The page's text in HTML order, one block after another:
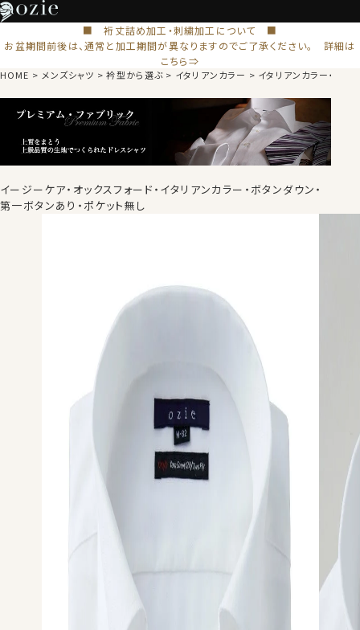
■ 裄丈詰め加工・刺繍加工について ■
お盆期間前後は、通常と加工期間が異なりますのでご了承ください。 詳細は
こちら⇒
HOME メンズシャツ 衿型から選ぶ イタリアンカラー イタリアンカラー・ボタ
イージーケア・オックスフォード・イタリアンカラー・ボタンダウン・
第一ボタンあり・ポケット無し